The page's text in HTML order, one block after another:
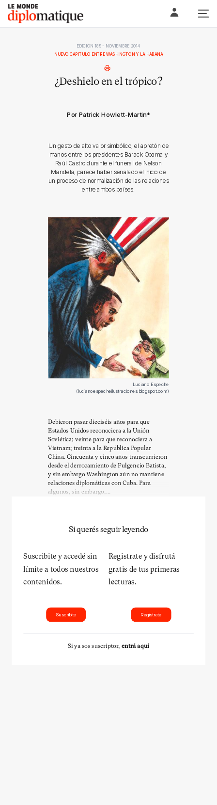
Skip
content
Le monde diplomatique
EDICIÓN 185 - NOVIEMBRE 2014
NUEVO CAPÍTULO ENTRE WASHINGTON Y LA HABANA
¿Deshielo en el trópico?
Por Patrick Howlett-Martin*
Un gesto de alto valor simbólico, el apretón de
manos entre los presidentes Barack Obama y
Raúl Castro durante el funeral de Nelson
Mandela, parece haber señalado el inicio de
un proceso de normalización de las relaciones
entre ambos países.
Luciano Espeche
(lucianoespecheilustraciones.blogspot.com)
Debieron pasar dieciséis años para que
Estados Unidos reconociera a la Unión
Soviética; veinte para que reconociera a
Vietnam; treinta a la República Popular
China. Cincuenta y cinco años transcurrieron
desde el derrocamiento de Fulgencio Batista,
y sin embargo Washington aún no mantiene
relaciones diplomáticas con Cuba. Para
algunos, sin embargo,...
Si querés seguir leyendo
Suscribite y accedé sin
límite a todos nuestros
contenidos.
Suscribite
Registrate y disfrutá
gratis de tus primeras
lecturas.
Registrate
Si ya sos suscriptor, entrá aquí